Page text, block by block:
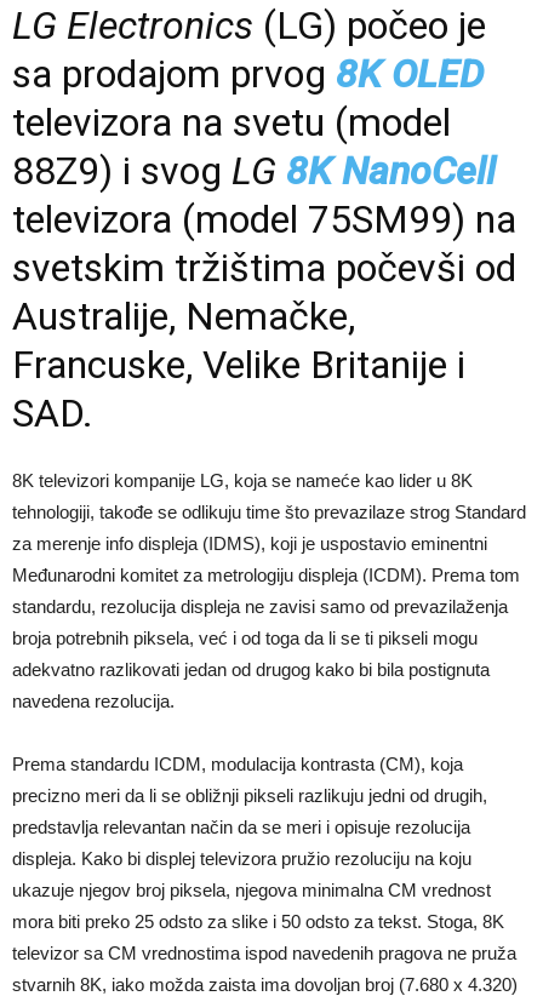
LG Electronics (LG) počeo je
sa prodajom prvog 8K OLED
televizora na svetu (model
88Z9) i svog LG 8K NanoCell
televizora (model 75SM99) na
svetskim tržištima počevši od
Australije, Nemačke,
Francuske, Velike Britanije i
SAD.
8K televizori kompanije LG, koja se nameće kao lider u 8K
tehnologiji, takođe se odlikuju time što prevazilaze strog Standard
za merenje info displeja (IDMS), koji je uspostavio eminentni
Međunarodni komitet za metrologiju displeja (ICDM). Prema tom
standardu, rezolucija displeja ne zavisi samo od prevazilaženja
broja potrebnih piksela, već i od toga da li se ti pikseli mogu
adekvatno razlikovati jedan od drugog kako bi bila postignuta
navedena rezolucija.
Prema standardu ICDM, modulacija kontrasta (CM), koja
precizno meri da li se obližnji pikseli razlikuju jedni od drugih,
predstavlja relevantan način da se meri i opisuje rezolucija
displeja. Kako bi displej televizora pružio rezoluciju na koju
ukazuje njegov broj piksela, njegova minimalna CM vrednost
mora biti preko 25 odsto za slike i 50 odsto za tekst. Stoga, 8K
televizor sa CM vrednostima ispod navedenih pragova ne pruža
stvarnih 8K, iako možda zaista ima dovoljan broj (7.680 x 4.320)